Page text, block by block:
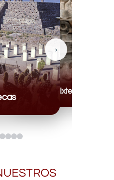
Mixteca
›